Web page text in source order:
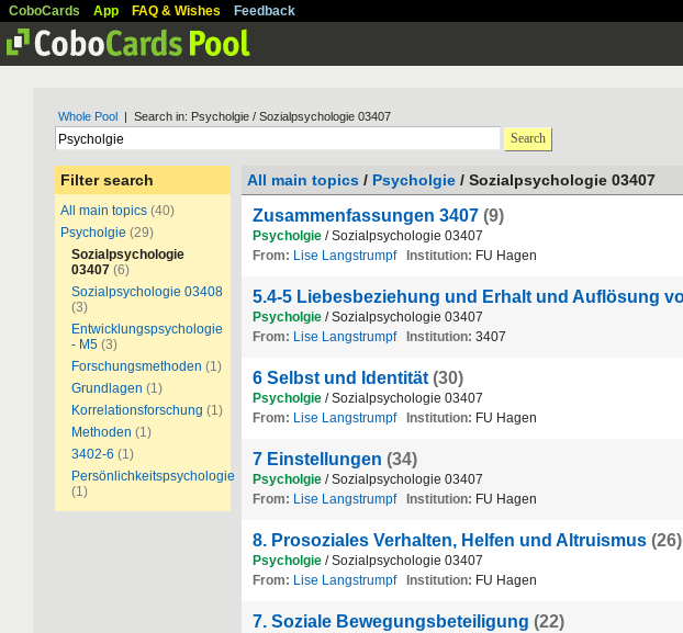
CoboCards App FAQ & Wishes Feedback
Whole Pool | Search in: Psycholgie / Sozialpsychologie 03407
Search
Filter search
All main topics (40)
Psycholgie (29)
Sozialpsychologie
03407 (6)
Sozialpsychologie 03408
(3)
Entwicklungspsychologie
- M5 (3)
Forschungsmethoden (1)
Grundlagen (1)
Korrelationsforschung (1)
Methoden (1)
3402-6 (1)
Persönlichkeitspsychologie
(1)
All main topics / Psycholgie / Sozialpsychologie 03407
Zusammenfassungen 3407 (9)
Psycholgie / Sozialpsychologie 03407
From: Lise Langstrumpf Institution: FU Hagen
5.4-5 Liebesbeziehung und Erhalt und Auflösung
Psycholgie / Sozialpsychologie 03407
From: Lise Langstrumpf Institution: 3407
6 Selbst und Identität (30)
Psycholgie / Sozialpsychologie 03407
From: Lise Langstrumpf Institution: FU Hagen
7 Einstellungen (34)
Psycholgie / Sozialpsychologie 03407
From: Lise Langstrumpf Institution: FU Hagen
8. Prosoziales Verhalten, Helfen und Altruismus (26)
Psycholgie / Sozialpsychologie 03407
From: Lise Langstrumpf Institution: FU Hagen
7. Soziale Bewegungsbeteiligung (22)